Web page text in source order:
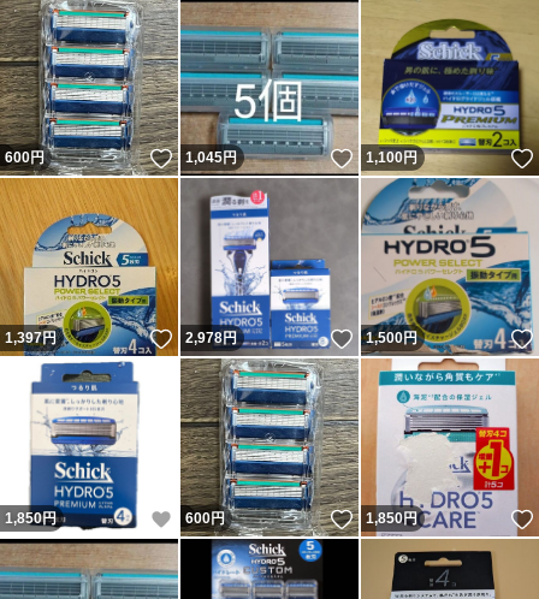
600円 いいね！
1,045円 いいね！
1,100円
1,397円 いいね！
2,978円 いいね！
1,500円
1,850円 いいね！
600円 いいね！
1,850円